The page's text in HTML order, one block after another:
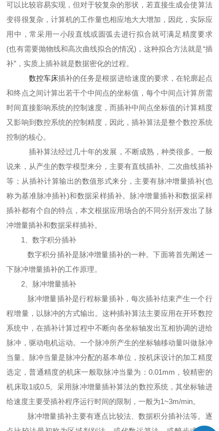
可以比较容易实现，但对于较复杂的形状，若直接生成会使算法
变得很复杂，计算机的工作量也相应地大大增加，因此，实际应
用中，常采用一小段直线或圆弧去进行拟合就可满足精度要求
(也有需要抛物线和高次曲线拟合的情况)，这种拟合方法就是“插
补”，实质上插补就是数据密化的过程。
数控车床插补的任务是根据进给速度的要求，在轮廓起点
和终点之间计算出若干个中间点的坐标值，每个中间点计算所需
时间直接影响系统的控制速度，而插补中间点坐标值的计算精度
又影响到数控系统的控制精度，因此，插补算法是整个数控系统
控制的核心。
插补算法经过几十年的发展，不断成熟，种类很多。一般
说来，从产生的数学模型来分，主要有直线插补、二次曲线插补
等；从插补计算输出的数值形式来分，主要有脉冲增量插补(也
称为基准脉冲插补)和数据采样插补。脉冲增量插补和数据采样
插补都有个自的特点，本文根据应用场合的不同分别开发出了脉
冲增量插补和数据采样插补。
1、数字积分插补
数字积分插补是脉冲增量插补的一种。下面将首先阐述一
下脉冲增量插补的工作原理。
2、脉冲增量插补
脉冲增量插补是行程标量插补，每次插补结束产生一个行
程增量，以脉冲的方式输出。这种插补算法主要应用在开环数控
系统中，在插补计算过程中不断向各坐标轴发出互相协调的进给
脉冲，驱动电机运动。一个脉冲所产生的坐标轴移动量叫做脉冲
当量。脉冲当量是脉冲分配的基本单位，按机床设计的加工精度
选定，普通精度的机床一般取脉冲当量为：0.01mm，较精密的
机床取1或0.5。采用脉冲增量插补算法的数控系统，其坐标轴进
给速度主要受插补程序运行时间的限制，一般为1~3m/min。
脉冲增量插补主要有逐点比较法、数据积分插补法等。逐